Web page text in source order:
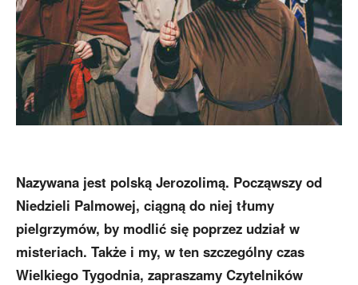
Nazywana jest polską Jerozolimą. Począwszy od
Niedzieli Palmowej, ciągną do niej tłumy
pielgrzymów, by modlić się poprzez udział w
misteriach. Także i my, w ten szczególny czas
Wielkiego Tygodnia, zapraszamy Czytelników